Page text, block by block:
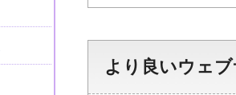
より良いウェ